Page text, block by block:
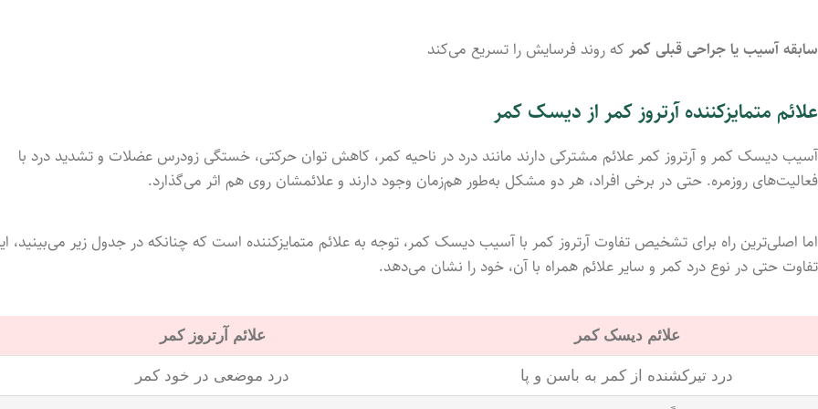
سابقه آسیب یا جراحی قبلی کمر که روند فرسایش را تسریع می‌کند
علائم متمایزکننده آرتروز کمر از دیسک کمر
آسیب دیسک کمر و آرتروز کمر علائم مشترکی دارند مانند درد در ناحیه کمر، کاهش توان حرکتی، خستگی زودرس عضلات و تشدید درد با
فعالیت‌های روزمره. حتی در برخی افراد، هر دو مشکل به‌طور هم‌زمان وجود دارند و علائمشان روی هم اثر می‌گذارد.
اما اصلی‌ترین راه برای تشخیص تفاوت آرتروز کمر با آسیب دیسک کمر، توجه به علائم متمایزکننده است که چنانکه در جدول زیر می‌بینید،
تفاوت حتی در نوع درد کمر و سایر علائم همراه با آن، خود را نشان می‌دهد.
علائم دیسک کمر علائم آرتروز کمر
درد تیرکشنده از کمر به باسن و پا درد موضعی در خود کمر